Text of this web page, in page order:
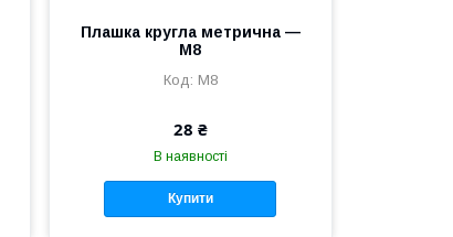
Плашка кругла метрична —
M8
M8
28 ₴
В наявності
Купити